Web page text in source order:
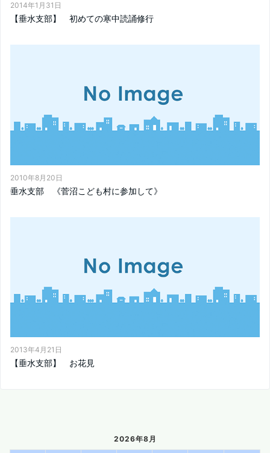
2014年1月31日
【垂水支部】 初めての寒中読誦修行
2010年8月20日
垂水支部 《菅沼こども村に参加して》
2013年4月21日
【垂水支部】 お花見
2026年8月